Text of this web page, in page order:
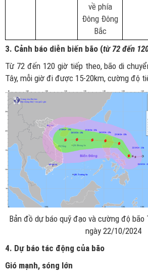
về phía
Đông Đông
Bắc
3. Cảnh báo diễn biến bão (từ 72 đến
Từ 72 đến 120 giờ tiếp theo, bão di
Tây, mỗi giờ đi được 15-20km, cường độ
Bản đồ dự báo quỹ đạo và cường độ
ngày 22/10/2024
4. Dự báo tác động của bão
Gió mạnh, sóng lớn